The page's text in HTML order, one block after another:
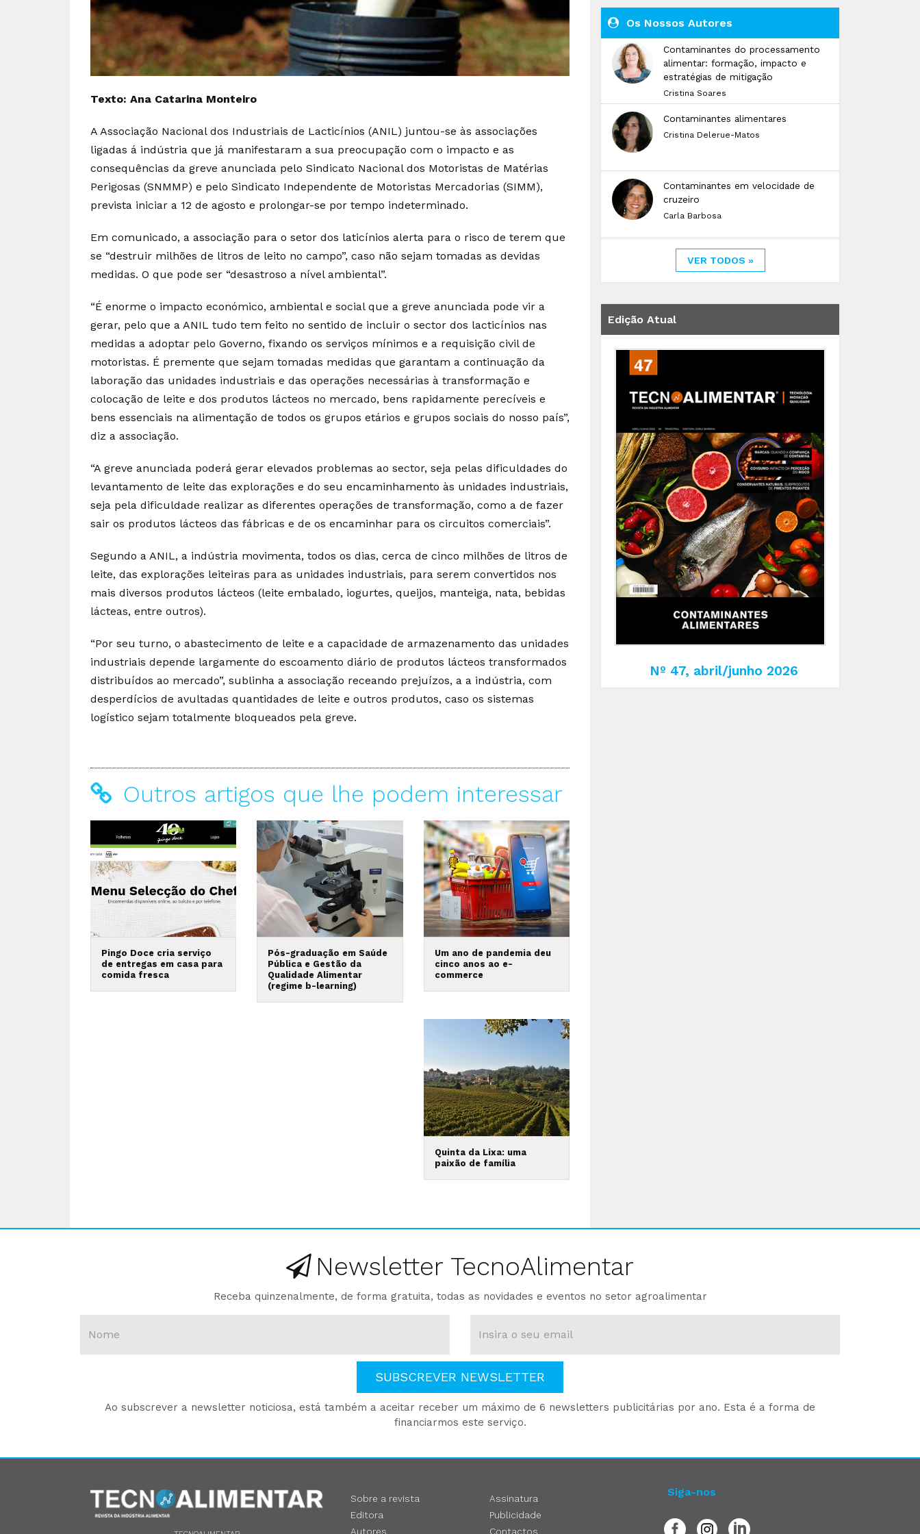
Texto: Ana Catarina Monteiro
A Associação Nacional dos Industriais de Lacticínios (ANIL) juntou-se às associações
ligadas á indústria que já manifestaram a sua preocupação com o impacto e as
consequências da greve anunciada pelo Sindicato Nacional dos Motoristas de Matérias
Perigosas (SNMMP) e pelo Sindicato Independente de Motoristas Mercadorias (SIMM),
prevista iniciar a 12 de agosto e prolongar-se por tempo indeterminado.
Em comunicado, a associação para o setor dos laticínios alerta para o risco de terem que
se “destruir milhões de litros de leito no campo”, caso não sejam tomadas as devidas
medidas. O que pode ser “desastroso a nível ambiental”.
“É enorme o impacto económico, ambiental e social que a greve anunciada pode vir a
gerar, pelo que a ANIL tudo tem feito no sentido de incluir o sector dos lacticínios nas
medidas a adoptar pelo Governo, fixando os serviços mínimos e a requisição civil de
motoristas. É premente que sejam tomadas medidas que garantam a continuação da
laboração das unidades industriais e das operações necessárias à transformação e
colocação de leite e dos produtos lácteos no mercado, bens rapidamente perecíveis e
bens essenciais na alimentação de todos os grupos etários e grupos sociais do nosso país”,
diz a associação.
“A greve anunciada poderá gerar elevados problemas ao sector, seja pelas dificuldades do
levantamento de leite das explorações e do seu encaminhamento às unidades industriais,
seja pela dificuldade realizar as diferentes operações de transformação, como a de fazer
sair os produtos lácteos das fábricas e de os encaminhar para os circuitos comerciais”.
Segundo a ANIL, a indústria movimenta, todos os dias, cerca de cinco milhões de litros de
leite, das explorações leiteiras para as unidades industriais, para serem convertidos nos
mais diversos produtos lácteos (leite embalado, iogurtes, queijos, manteiga, nata, bebidas
lácteas, entre outros).
“Por seu turno, o abastecimento de leite e a capacidade de armazenamento das unidades
industriais depende largamente do escoamento diário de produtos lácteos transformados
distribuídos ao mercado”, sublinha a associação receando prejuízos, a a indústria, com
desperdícios de avultadas quantidades de leite e outros produtos, caso os sistemas
logístico sejam totalmente bloqueados pela greve.
Outros artigos que lhe podem interessar
Pingo Doce cria serviço
de entregas em casa para
comida fresca
Pós-graduação em Saúde
Pública e Gestão da
Qualidade Alimentar
(regime b-learning)
Um ano de pandemia deu
cinco anos ao e-
commerce
Quinta da Lixa: uma
paixão de família
Os Nossos Autores
Contaminantes do processamento
alimentar: formação, impacto e
estratégias de mitigação
Cristina Soares
Contaminantes alimentares
Cristina Delerue-Matos
Contaminantes em velocidade de
cruzeiro
Carla Barbosa
VER TODOS »
Edição Atual
Nº 47, abril/junho 2026
Newsletter TecnoAlimentar
Receba quinzenalmente, de forma gratuita, todas as novidades e eventos no setor agroalimentar
SUBSCREVER NEWSLETTER
Ao subscrever a newsletter noticiosa, está também a aceitar receber um máximo de 6 newsletters publicitárias por ano. Esta é a forma de
financiarmos este serviço.
Sobre a revista
Editora
Autores
Assinatura
Publicidade
Contactos
Siga-nos